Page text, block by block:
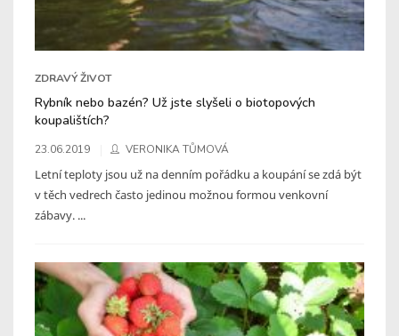
ZDRAVÝ ŽIVOT
Rybník nebo bazén? Už jste slyšeli o biotopových
koupalištích?
23.06.2019 VERONIKA TŮMOVÁ
Letní teploty jsou už na denním pořádku a koupání se zdá být
v těch vedrech často jedinou možnou formou venkovní
zábavy. ...